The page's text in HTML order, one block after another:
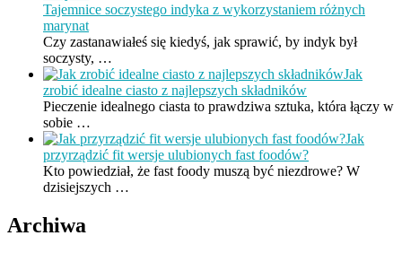
Tajemnice soczystego indyka z wykorzystaniem różnych
marynat
Czy zastanawiałeś się kiedyś, jak sprawić, by indyk był
soczysty, …
Jak
zrobić idealne ciasto z najlepszych składników
Pieczenie idealnego ciasta to prawdziwa sztuka, która łączy w
sobie …
Jak
przyrządzić fit wersje ulubionych fast foodów?
Kto powiedział, że fast foody muszą być niezdrowe? W
dzisiejszych …
Archiwa